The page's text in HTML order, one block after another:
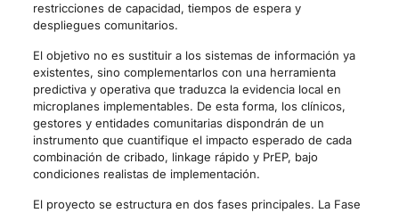
restricciones de capacidad, tiempos de espera y
despliegues comunitarios.
El objetivo no es sustituir a los sistemas de información ya
existentes, sino complementarlos con una herramienta
predictiva y operativa que traduzca la evidencia local en
microplanes implementables. De esta forma, los clínicos,
gestores y entidades comunitarias dispondrán de un
instrumento que cuantifique el impacto esperado de cada
combinación de cribado, linkage rápido y PrEP, bajo
condiciones realistas de implementación.
El proyecto se estructura en dos fases principales. La Fase